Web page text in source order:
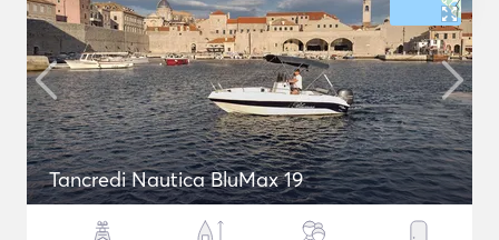
Tancredi Nautica BluMax 19